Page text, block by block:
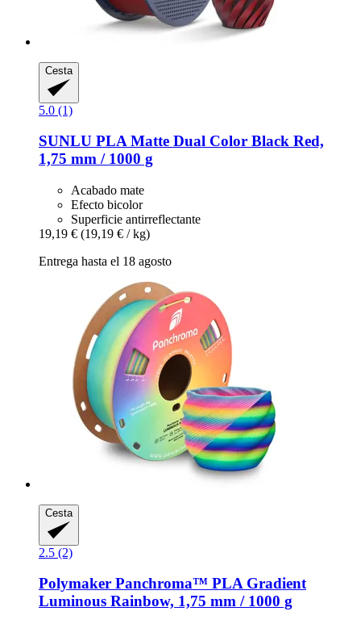
Cesta
5.0 (1)
SUNLU PLA Matte Dual Color Black Red,
1,75 mm / 1000 g
Acabado mate
Efecto bicolor
Superficie antirreflectante
19,19 € (19,19 € / kg)
Entrega hasta el 18 agosto
Cesta
2.5 (2)
Polymaker Panchroma™ PLA Gradient
Luminous Rainbow, 1,75 mm / 1000 g